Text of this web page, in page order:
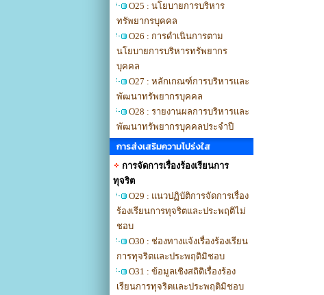
O25 : นโยบายการบริหาร
ทรัพยากรบุคคล
O26 : การดำเนินการตาม
นโยบายการบริหารทรัพยากร
บุคคล
O27 : หลักเกณฑ์การบริหารและ
พัฒนาทรัพยากรบุคคล
O28 : รายงานผลการบริหารและ
พัฒนาทรัพยากรบุคคลประจำปี
การส่งเสริมความโปร่งใส
การจัดการเรื่องร้องเรียนการ
ทุจริต
O29 : แนวปฏิบัติการจัดการเรื่อง
ร้องเรียนการทุจริตและประพฤติไม่
ชอบ
O30 : ช่องทางแจ้งเรื่องร้องเรียน
การทุจริตและประพฤติมิชอบ
O31 : ข้อมูลเชิงสถิติเรื่องร้อง
เรียนการทุจริตและประพฤติมิชอบ